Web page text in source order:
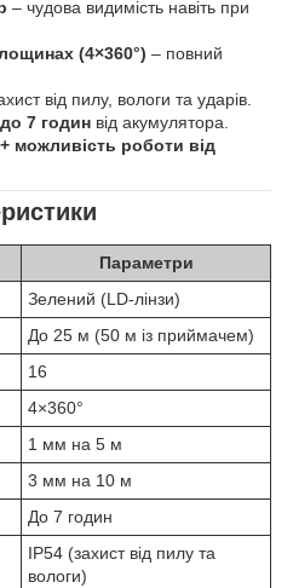
– чудова видимість навіть при
(4×360°) – повний
від пилу, вологи та ударів.
до 7 годин від акумулятора.
можливість роботи від
Параметри
Зелений (LD-лінзи)
До 25 м (50 м із приймачем)
16
4×360°
1 мм на 5 м
3 мм на 10 м
До 7 годин
IP54 (захист від пилу та
вологи)